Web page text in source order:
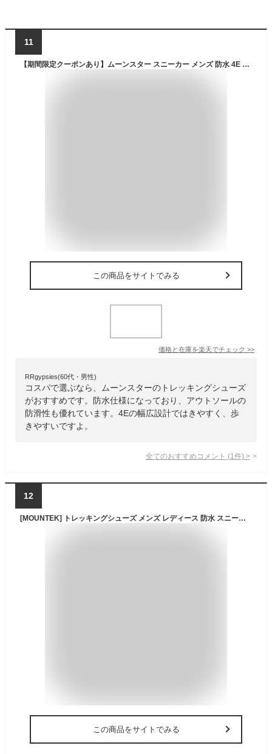
11
【期間限定クーポンあり】ムーンスター スニーカー メンズ 防水 4E 幅広 軽量 やわらかい 疲れない 履きやすい 滑りにくい 歩きやすい おしゃれ アウトドア 通勤 SPLT SDM01 サプリスト 黒 雨 雪 トレッキングシューズ ウォーキングシューズ 登山靴 靴 シューズ【2312】
この商品をサイトでみる
価格と在庫を楽天でチェック >>
RRgypsies(60代・男性)
コスパで選ぶなら、ムーンスターのトレッキングシューズ
がおすすめです。防水仕様になっており、アウトソールの
防滑性も優れています。4Eの幅広設計ではきやすく、歩
きやすいですよ。
全てのおすすめコメント (1 件) >
12
[MOUNTEK] トレッキングシューズ メンズ レディース 防水 スニーカー 軽登山 キャンプ mt1940 24.0 navy
この商品をサイトでみる